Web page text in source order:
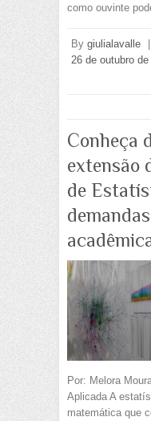
como ouvinte
By giulialavalle
|
26 de outubro de
Conheça
extensão
de
Por: Melora
Aplicada A
matemática que